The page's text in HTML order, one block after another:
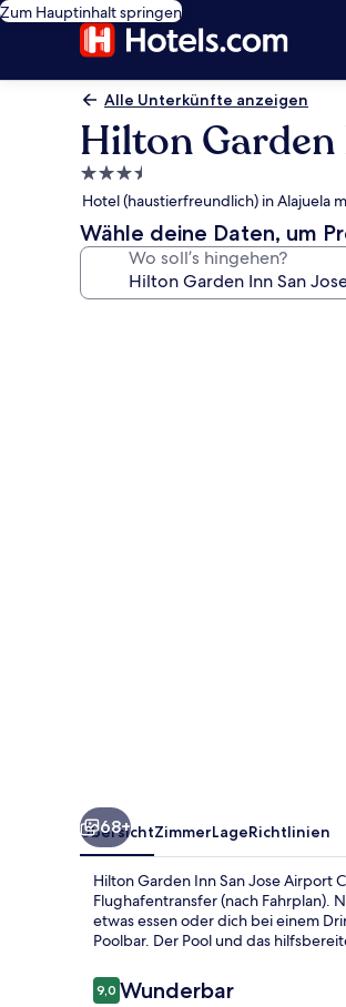
Zum Hauptinhalt springen
Alle Unterkünfte anzeigen
Hilton
3.5-
Sterne-
Unterkunft
Hotel (haustierfreundlich) in Alajuela
Wähle deine Daten, um
Wo soll’s hingehen?
68+
ÜbersichtZimmerLageRichtlinien
Hilton Garden Inn San Jose Airport
Flughafentransfer (nach Fahrplan).
etwas essen oder dich bei einem
Poolbar. Der Pool und das
Bewertungen
9,09,0 von 10.
Wunderbar